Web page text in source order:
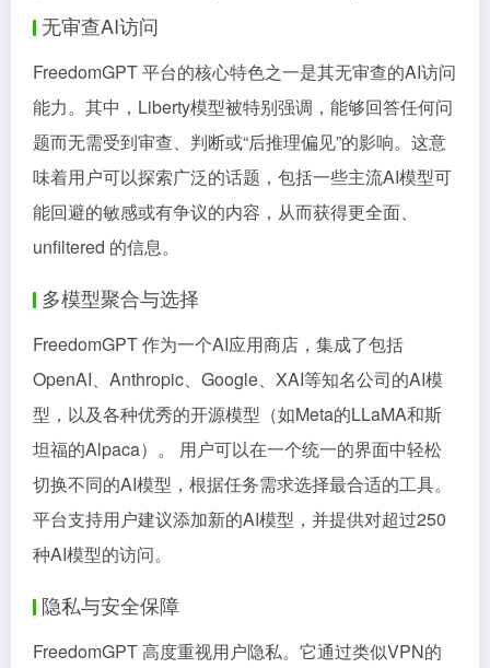
无审查AI访问
FreedomGPT 平台的核心特色之一是其无审查的AI访问
能力。其中，Liberty模型被特别强调，能够回答任何问
题而无需受到审查、判断或“后推理偏见”的影响。这意
味着用户可以探索广泛的话题，包括一些主流AI模型可
能回避的敏感或有争议的内容，从而获得更全面、
unfiltered 的信息。
多模型聚合与选择
FreedomGPT 作为一个AI应用商店，集成了包括
OpenAI、Anthropic、Google、XAI等知名公司的AI模
型，以及各种优秀的开源模型（如Meta的LLaMA和斯
坦福的Alpaca）。 用户可以在一个统一的界面中轻松
切换不同的AI模型，根据任务需求选择最合适的工具。
平台支持用户建议添加新的AI模型，并提供对超过250
种AI模型的访问。
隐私与安全保障
FreedomGPT 高度重视用户隐私。它通过类似VPN的